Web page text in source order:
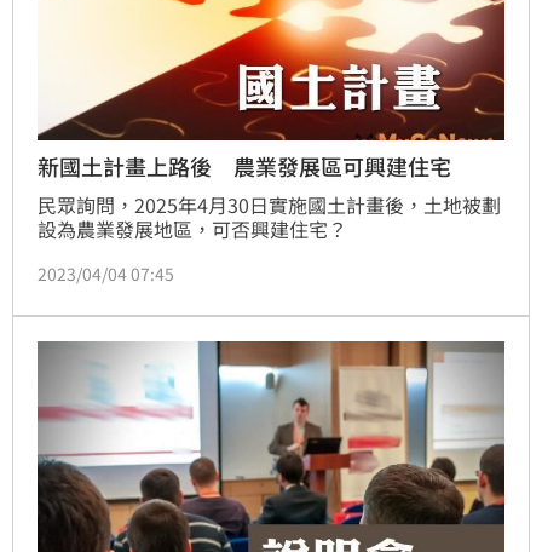
新國土計畫上路後 農業發展區可興建住宅
民眾詢問，2025年4月30日實施國土計畫後，土地被劃
設為農業發展地區，可否興建住宅？
2023/04/04 07:45